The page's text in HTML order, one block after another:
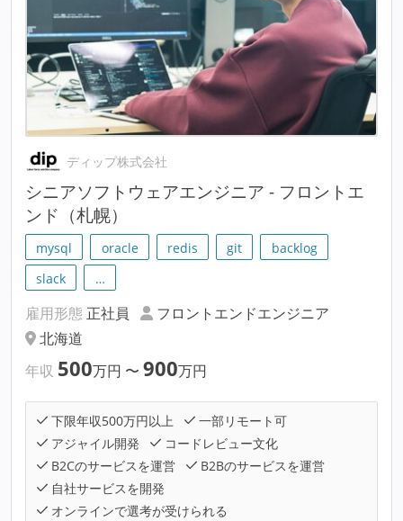
ディップ株式会社
シニアソフトウェアエンジニア - フロントエ
ンド（札幌）
mysql oracle redis git
backlog
slack
…
雇用形態 正社員
フロントエンドエンジニア
北海道
年収 500万円 〜 900万円
下限年収500万円以上
一部リモート可
アジャイル開発
コードレビュー文化
B2Cのサービスを運営
B2Bのサービスを運営
自社サービスを開発
オンラインで選考が受けられる